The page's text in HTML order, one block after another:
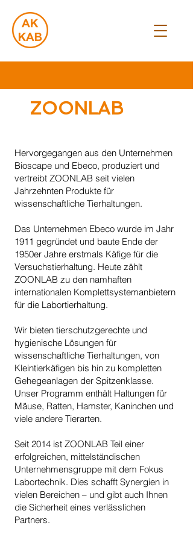
Hervorgegangen aus den Unternehmen
Bioscape und Ebeco, produziert und
vertreibt ZOONLAB seit vielen
Jahrzehnten Produkte für
wissenschaftliche Tierhaltungen.
Das Unternehmen Ebeco wurde im Jahr
1911 gegründet und baute Ende der
1950er Jahre erstmals Käfige für die
Versuchstierhaltung. Heute zählt
ZOONLAB zu den namhaften
internationalen Komplettsystemanbietern
für die Labortierhaltung.
Wir bieten tierschutzgerechte und
hygienische Lösungen für
wissenschaftliche Tierhaltungen, von
Kleintierkäfigen bis hin zu kompletten
Gehegeanlagen der Spitzenklasse.
Unser Programm enthält Haltungen für
Mäuse, Ratten, Hamster, Kaninchen und
viele andere Tierarten.
Seit 2014 ist ZOONLAB Teil einer
erfolgreichen, mittelständischen
Unternehmensgruppe mit dem Fokus
Labortechnik. Dies schafft Synergien in
vielen Bereichen – und gibt auch Ihnen
die Sicherheit eines verlässlichen
Partners.
ZOONLAB